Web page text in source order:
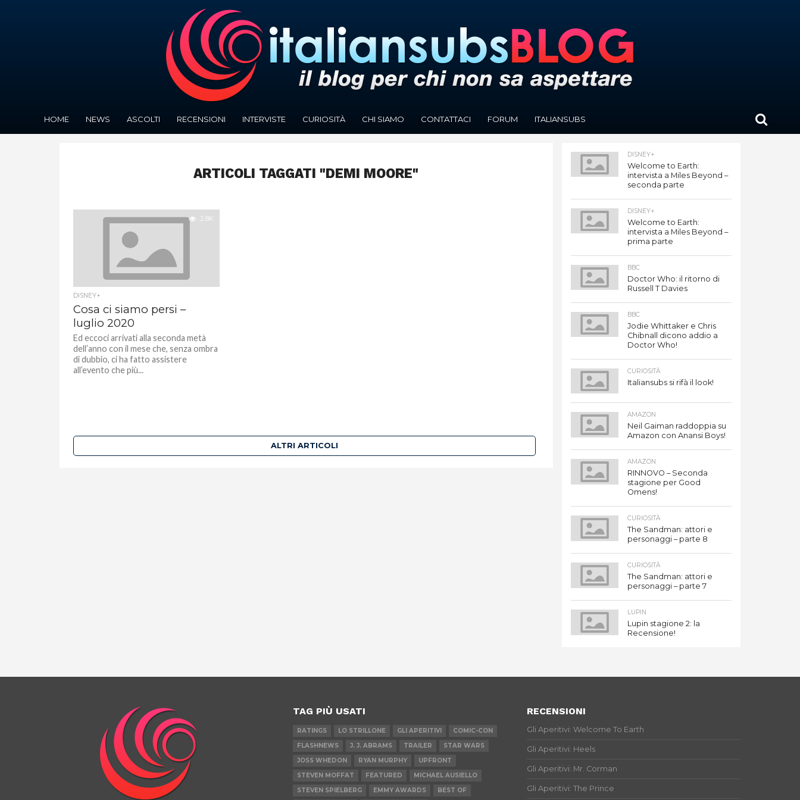
HOME NEWS ASCOLTI RECENSIONI INTERVISTE CURIOSITÀ CHI SIAMO CONTATTACI FORUM ITALIANSUBS
ARTICOLI TAGGATI "DEMI MOORE"
2.8K
DISNEY+
Cosa ci siamo persi –
luglio 2020
Ed eccoci arrivati alla seconda metà
dell’anno con il mese che, senza ombra
di dubbio, ci ha fatto assistere
all’evento che più...
ALTRI ARTICOLI
DISNEY+
Welcome to Earth:
intervista a Miles Beyond –
seconda parte
DISNEY+
Welcome to Earth:
intervista a Miles Beyond –
prima parte
BBC
Doctor Who: il ritorno di
Russell T Davies
BBC
Jodie Whittaker e Chris
Chibnall dicono addio a
Doctor Who!
CURIOSITÀ
Italiansubs si rifà il look!
AMAZON
Neil Gaiman raddoppia su
Amazon con Anansi Boys!
AMAZON
RINNOVO – Seconda
stagione per Good
Omens!
CURIOSITÀ
The Sandman: attori e
personaggi – parte 8
CURIOSITÀ
The Sandman: attori e
personaggi – parte 7
LUPIN
Lupin stagione 2: la
Recensione!
TAG PIÙ USATI
RATINGS LO STRILLONE GLI APERITIVI
COMIC-CON
FLASHNEWS
J. J. ABRAMS TRAILER
STAR WARS
JOSS WHEDON
RYAN MURPHY
UPFRONT
STEVEN MOFFAT
FEATURED
MICHAEL AUSIELLO
STEVEN SPIELBERG
EMMY AWARDS BEST OF
RECENSIONI
Gli Aperitivi: Welcome To Earth
Gli Aperitivi: Heels
Gli Aperitivi: Mr. Corman
Gli Aperitivi: The Prince